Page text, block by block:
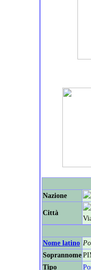
Nazione
Città
Nome latino
Soprannome
Tipo